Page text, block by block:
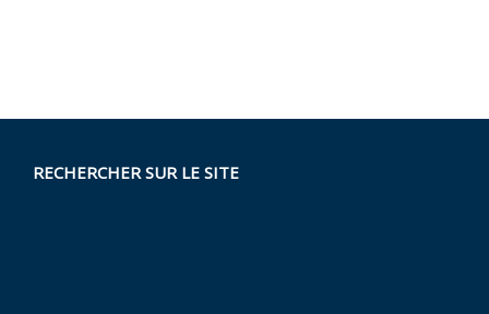
RECHERCHER SUR LE SITE